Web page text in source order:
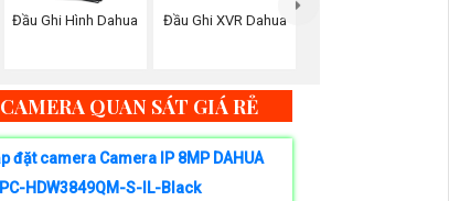
Đầu Ghi Hình Dahua Đầu Ghi XVR Dahua
CAMERA QUAN SÁT GIÁ RẺ